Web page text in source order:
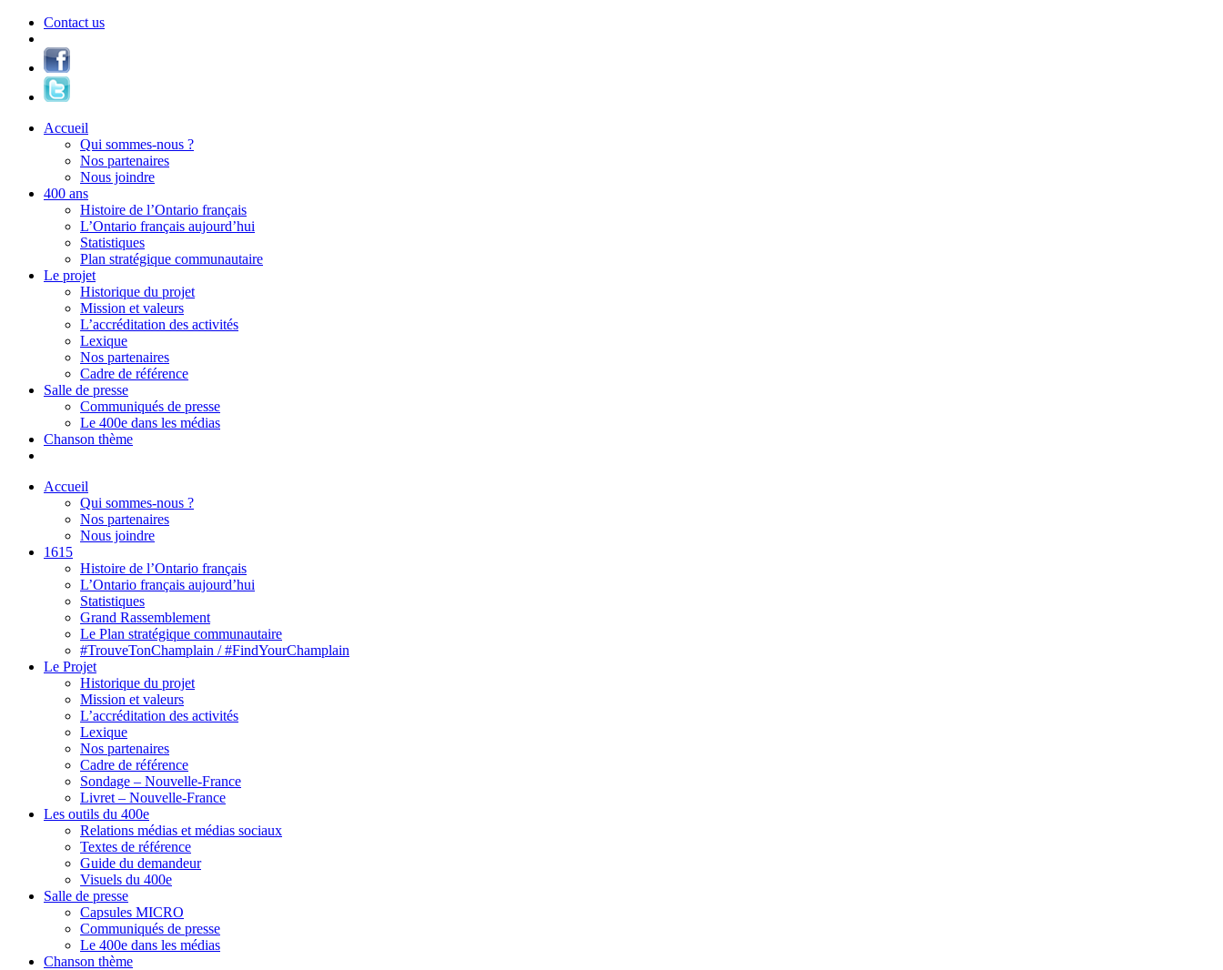
Contact us
Accueil
Qui sommes-nous ?
Nos partenaires
Nous joindre
400 ans
Histoire de l’Ontario français
L’Ontario français aujourd’hui
Statistiques
Plan stratégique communautaire
Le projet
Historique du projet
Mission et valeurs
L’accréditation des activités
Lexique
Nos partenaires
Cadre de référence
Salle de presse
Communiqués de presse
Le 400e dans les médias
Chanson thème
Accueil
Qui sommes-nous ?
Nos partenaires
Nous joindre
1615
Histoire de l’Ontario français
L’Ontario français aujourd’hui
Statistiques
Grand Rassemblement
Le Plan stratégique communautaire
#TrouveTonChamplain / #FindYourChamplain
Le Projet
Historique du projet
Mission et valeurs
L’accréditation des activités
Lexique
Nos partenaires
Cadre de référence
Sondage – Nouvelle-France
Livret – Nouvelle-France
Les outils du 400e
Relations médias et médias sociaux
Textes de référence
Guide du demandeur
Visuels du 400e
Salle de presse
Capsules MICRO
Communiqués de presse
Le 400e dans les médias
Chanson thème